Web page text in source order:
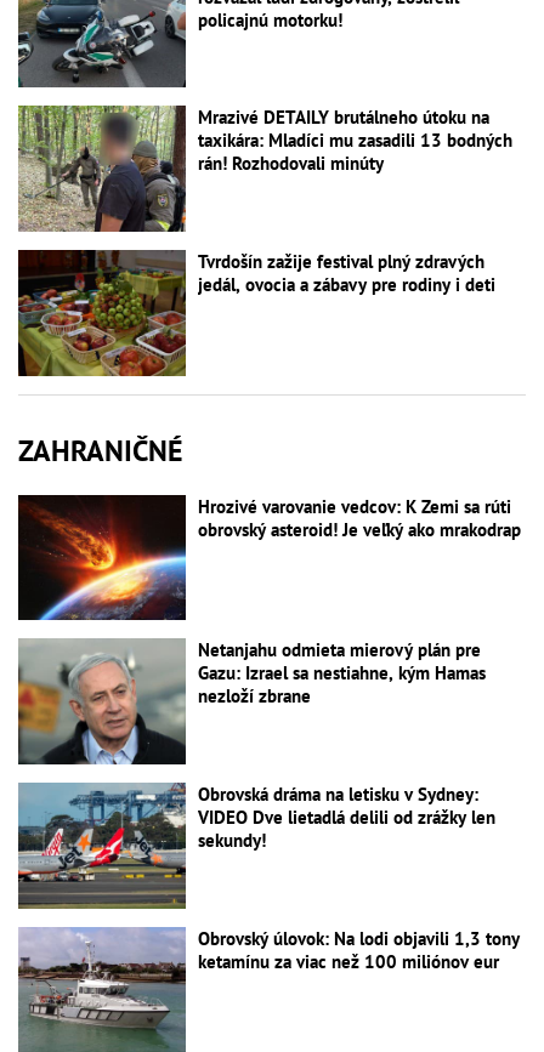
policajnú motorku!
Mrazivé DETAILY brutálneho útoku na
taxikára: Mladíci mu zasadili 13 bodných
rán! Rozhodovali minúty
Tvrdošín zažije festival plný zdravých
jedál, ovocia a zábavy pre rodiny i deti
ZAHRANIČNÉ
Hrozivé varovanie vedcov: K Zemi sa rúti
obrovský asteroid! Je veľký ako mrakodrap
Netanjahu odmieta mierový plán pre
Gazu: Izrael sa nestiahne, kým Hamas
nezloží zbrane
Obrovská dráma na letisku v Sydney:
VIDEO Dve lietadlá delili od zrážky len
sekundy!
Obrovský úlovok: Na lodi objavili 1,3 tony
ketamínu za viac než 100 miliónov eur